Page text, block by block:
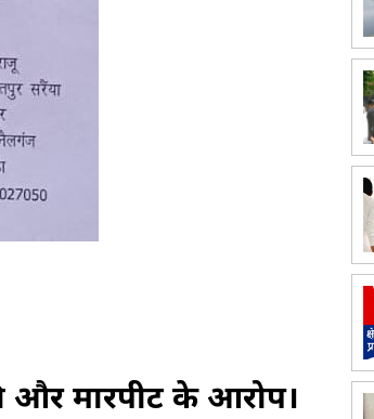
और मारपीट के आरोप।